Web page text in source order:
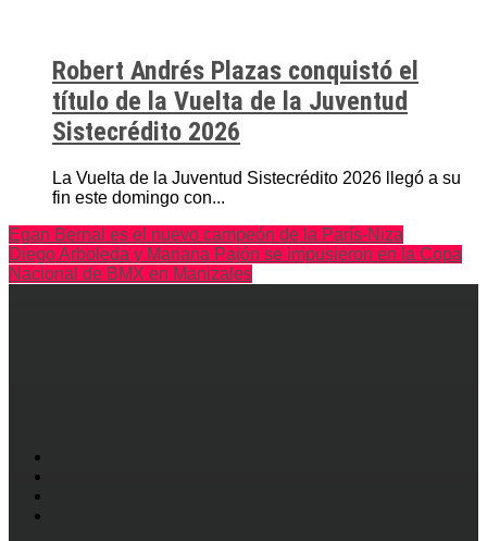
Robert Andrés Plazas conquistó el
título de la Vuelta de la Juventud
Sistecrédito 2026
La Vuelta de la Juventud Sistecrédito 2026 llegó a su
fin este domingo con...
Egan Bernal es el nuevo campeón de la París-Niza
Diego Arboleda y Mariana Pajón se impusieron en la Copa
Nacional de BMX en Manizales